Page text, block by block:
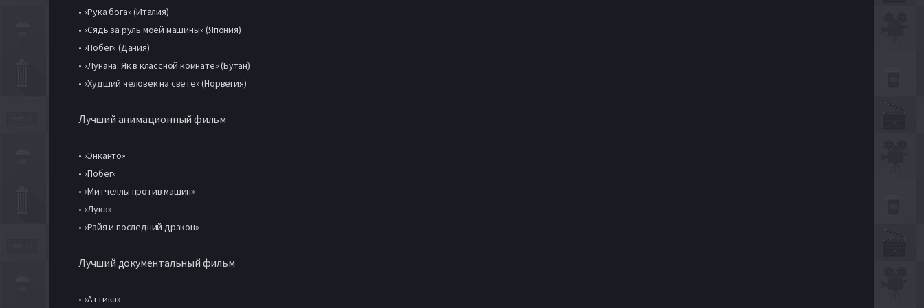
• «Рука бога» (Италия)
• «Сядь за руль моей машины» (Япония)
• «Побег» (Дания)
• «Лунана: Як в классной комнате» (Бутан)
• «Худший человек на свете» (Норвегия)
Лучший анимационный фильм
• «Энканто»
• «Побег»
• «Митчеллы против машин»
• «Лука»
• «Райя и последний дракон»
Лучший документальный фильм
• «Аттика»